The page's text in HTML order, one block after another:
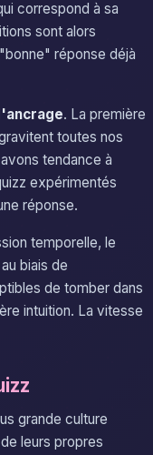
correspond à sa
sont alors
réponse déjà
. La première
toutes nos
tendance à
expérimentés
réponse.
temporelle, le
biais de
de tomber dans
intuition. La vitesse
grande culture
de leurs propres